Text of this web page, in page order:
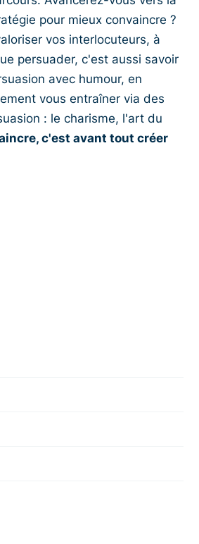
pour mieux convaincre ?
vos interlocuteurs, à
persuader, c'est aussi savoir
avec humour, en
vous entraîner via des
: le charisme, l'art du
c'est avant tout créer